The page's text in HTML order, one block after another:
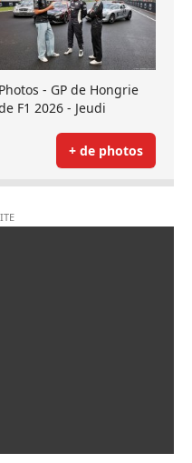
Photos - GP de Hongrie
F1 2026 - Jeudi
+ de photos